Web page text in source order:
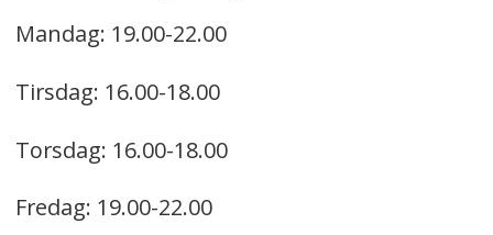
Mandag: 19.00-22.00
Tirsdag: 16.00-18.00
Torsdag: 16.00-18.00
Fredag: 19.00-22.00